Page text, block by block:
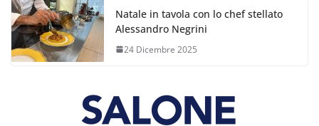
Natale in tavola con lo chef stellato
Alessandro Negrini
24 Dicembre 2025